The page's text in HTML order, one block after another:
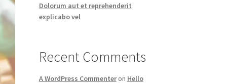
Dolorum aut et reprehenderit
explicabo vel
Recent Comments
A WordPress Commenteron Hello